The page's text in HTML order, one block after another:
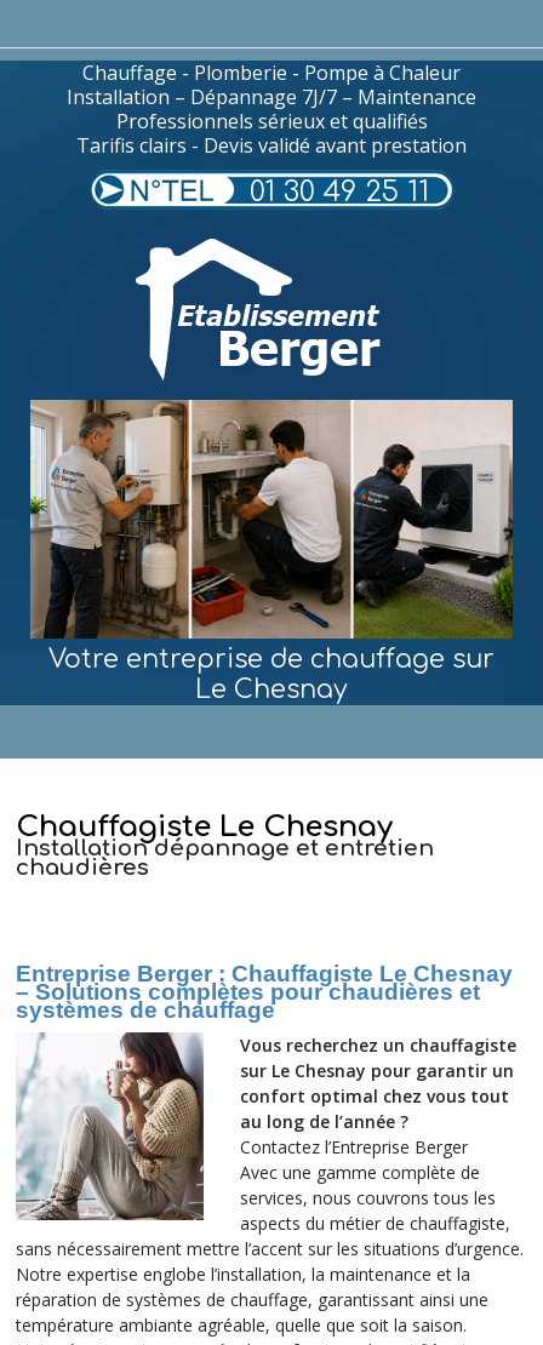
Chauffage - Plomberie - Pompe à Chaleur
Installation – Dépannage 7J/7 – Maintenance
Professionnels sérieux et qualifiés
Tarifis clairs - Devis validé avant prestation
01 30 49 25 11
Votre entreprise de chauffage sur
Le Chesnay
Chauffagiste Le Chesnay
Installation dépannage et entretien
chaudières
Entreprise Berger : Chauffagiste Le Chesnay
– Solutions complètes pour chaudières et
systèmes de chauffage
Vous recherchez un chauffagiste
sur Le Chesnay pour garantir un
confort optimal chez vous tout
au long de l’année ?
Contactez l’Entreprise Berger
Avec une gamme complète de
services, nous couvrons tous les
aspects du métier de chauffagiste,
sans nécessairement mettre l’accent sur les situations d’urgence.
Notre expertise englobe l’installation, la maintenance et la
réparation de systèmes de chauffage, garantissant ainsi une
température ambiante agréable, quelle que soit la saison.